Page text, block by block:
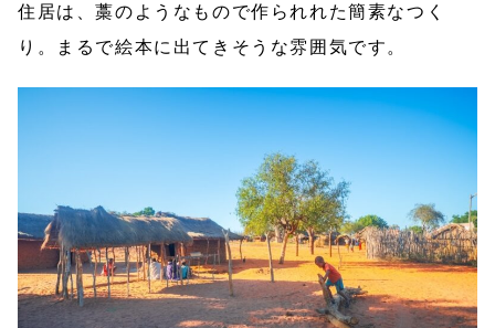
住居は、藁のようなもので作られれた簡素なつく
り。まるで絵本に出てきそうな雰囲気です。